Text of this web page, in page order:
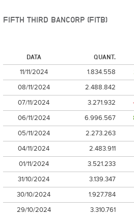
FIFTH THIRD BANCORP (FITB)
DATA
QUANT.
11/11/2024
1.834.558
08/11/2024
2.488.842
07/11/2024
3.271.932
06/11/2024
6.996.567
05/11/2024
2.273.263
04/11/2024
2.483.911
01/11/2024
3.521.233
31/10/2024
3.139.347
30/10/2024
1.927.784
29/10/2024
3.310.761